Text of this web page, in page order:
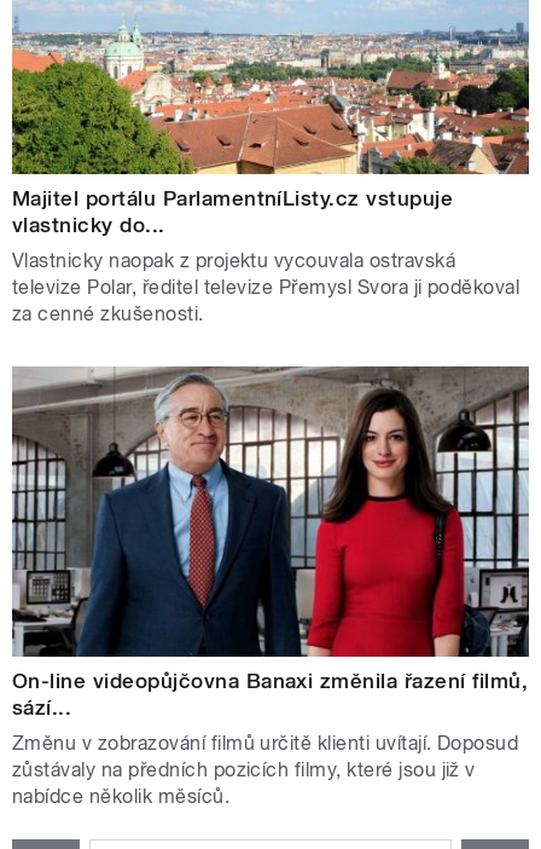
Majitel portálu ParlamentníListy.cz vstupuje
vlastnicky do...
Vlastnicky naopak z projektu vycouvala ostravská
televize Polar, ředitel televize Přemysl Svora ji poděkoval
za cenné zkušenosti.
On-line videopůjčovna Banaxi změnila řazení filmů,
sází...
Změnu v zobrazování filmů určitě klienti uvítají. Doposud
zůstávaly na předních pozicích filmy, které jsou již v
nabídce několik měsíců.